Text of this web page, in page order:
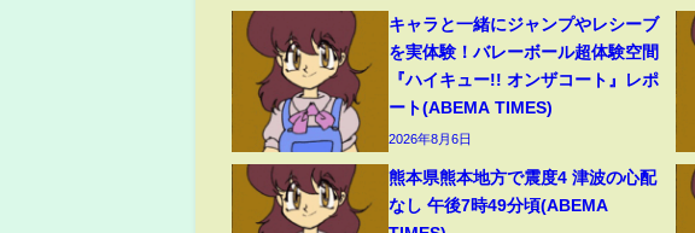
キャラと一緒にジャンプやレシーブ
を実体験！バレーボール超体験空間
『ハイキュー!! オンザコート』レポ
ート(ABEMA TIMES)
2026年8月6日
熊本県熊本地方で震度4 津波の心配
なし 午後7時49分頃(ABEMA